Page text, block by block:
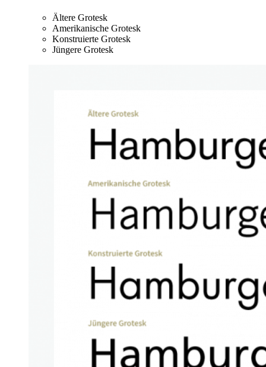
Ältere Grotesk
Amerikanische Grotesk
Konstruierte Grotesk
Jüngere Grotesk